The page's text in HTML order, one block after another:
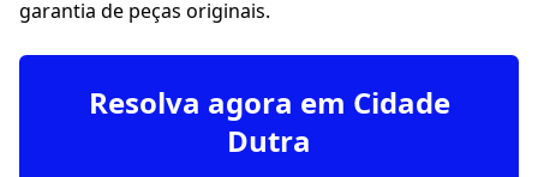
garantia de peças originais.
Resolva agora em Cidade
Dutra